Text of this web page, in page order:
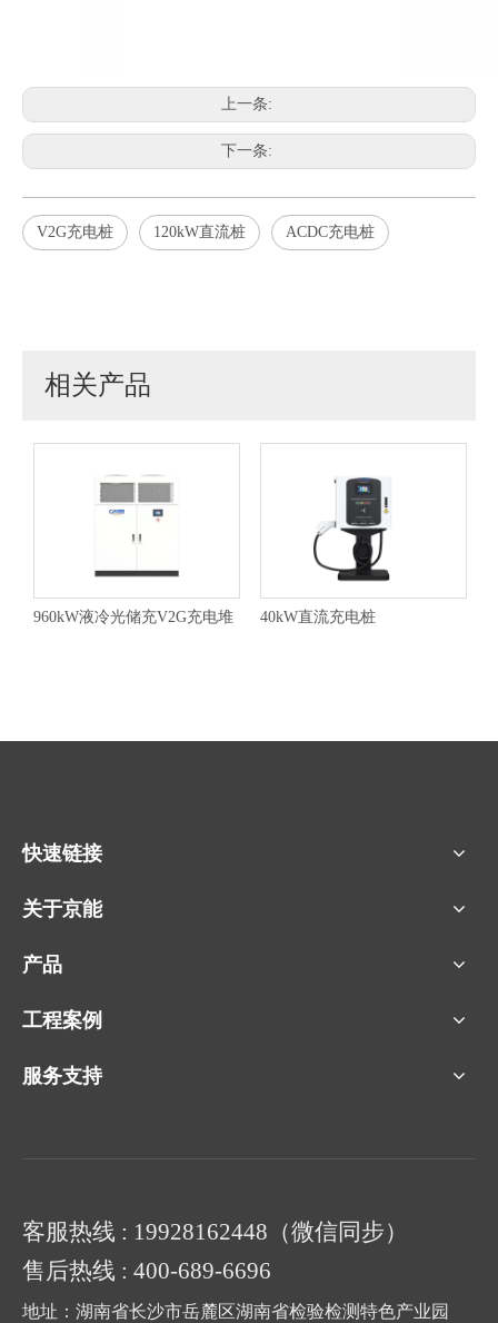
上一条:
下一条:
V2G充电桩 120kW直流桩 ACDC充电桩
相关产品
960kW液冷光储充V2G充电堆 40kW直流充电桩
快速链接
关于京能
产品
工程案例
服务支持
客服热线 : 19928162448（微信同步）
售后热线 : 400-689-6696
地址：湖南省长沙市岳麓区湖南省检验检测特色产业园